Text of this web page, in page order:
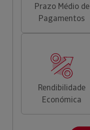
Prazo Médio de
Pagamentos
Rendibilidade
Económica